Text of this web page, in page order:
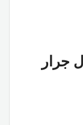
جرار